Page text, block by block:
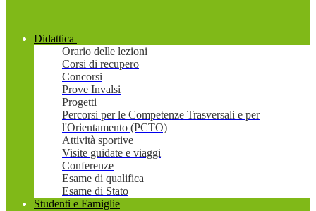
Didattica
Orario delle lezioni
Corsi di recupero
Concorsi
Prove Invalsi
Progetti
Percorsi per le Competenze Trasversali e per
l'Orientamento (PCTO)
Attività sportive
Visite guidate e viaggi
Conferenze
Esame di qualifica
Esame di Stato
Studenti e Famiglie